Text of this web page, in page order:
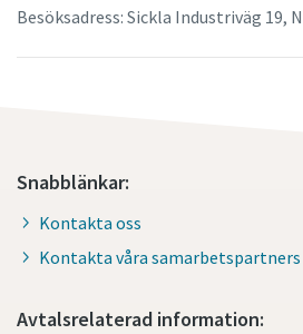
Besöksadress: Sickla Industriväg 19,
Snabblänkar:
Kontakta oss
Kontakta våra samarbetspartners
Avtalsrelaterad information: